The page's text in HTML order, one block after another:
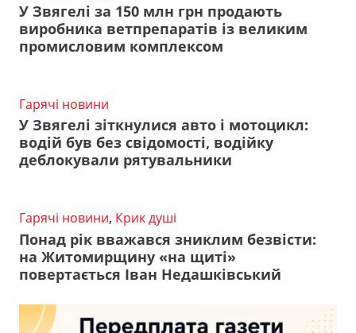
У Звягелі за 150 млн грн продають
виробника ветпрепаратів із великим
промисловим комплексом
Гарячі новини
У Звягелі зіткнулися авто і мотоцикл:
водій був без свідомості, водійку
деблокували рятувальники
Гарячі новини, Крик душі
Понад рік вважався зниклим безвісти:
на Житомирщину «на щиті»
повертається Іван Недашківський